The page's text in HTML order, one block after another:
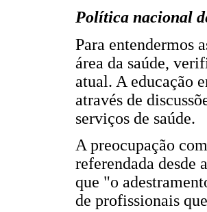
Política nacional
Para entendermos
área da saúde,
atual. A educação
através de
serviços de saúde.
A preocupação
referendada desde
que "o
de profissionais